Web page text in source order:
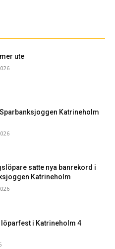
ute
Katrineholm
satte nya banrekord i
Katrineholm
löparfest i Katrineholm 4